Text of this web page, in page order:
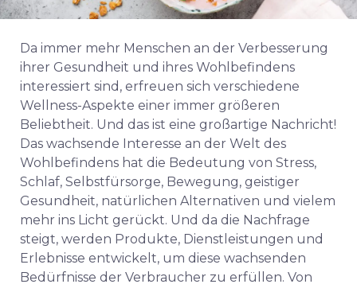
Da immer mehr Menschen an der Verbesserung
ihrer Gesundheit und ihres Wohlbefindens
interessiert sind, erfreuen sich verschiedene
Wellness-Aspekte einer immer größeren
Beliebtheit. Und das ist eine großartige Nachricht!
Das wachsende Interesse an der Welt des
Wohlbefindens hat die Bedeutung von Stress,
Schlaf, Selbstfürsorge, Bewegung, geistiger
Gesundheit, natürlichen Alternativen und vielem
mehr ins Licht gerückt. Und da die Nachfrage
steigt, werden Produkte, Dienstleistungen und
Erlebnisse entwickelt, um diese wachsenden
Bedürfnisse der Verbraucher zu erfüllen. Von